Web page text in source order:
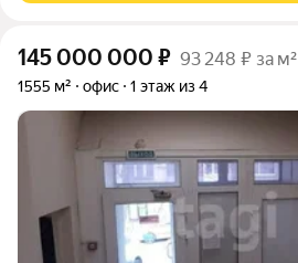
145 000 000 ₽ 93 248 ₽ за м²
1555 м² офис 1 этаж из 4